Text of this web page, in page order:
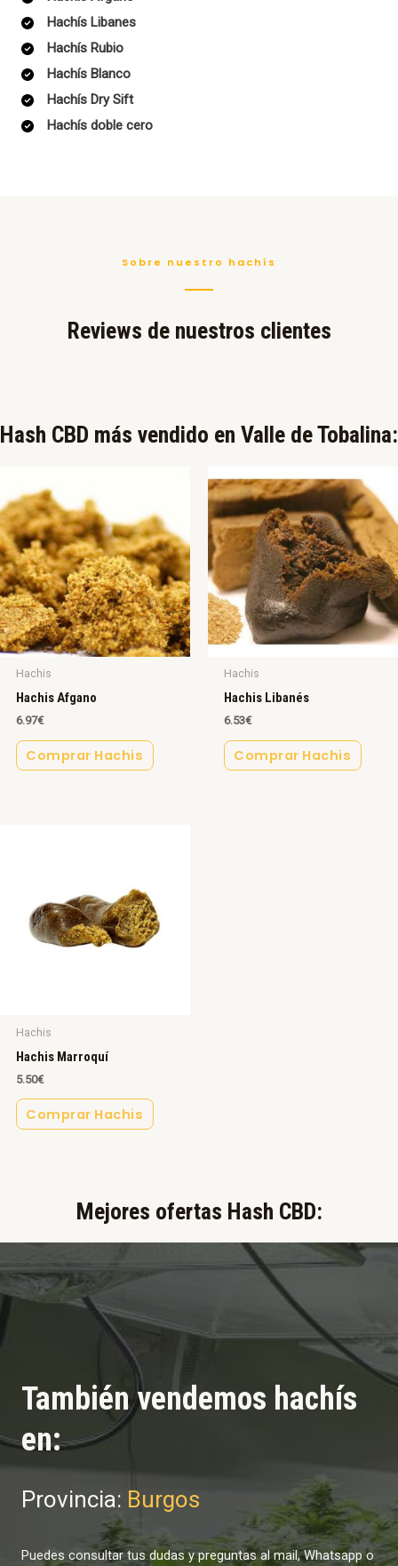
Hachís Libanes
Hachís Rubio
Hachís Blanco
Hachís Dry Sift
Hachís doble cero
Sobre nuestro hachís
Reviews de nuestros clientes
Hash CBD más vendido en Valle de Tobalina:​
Hachis
Hachis Afgano
6.97€
Comprar Hachis
Hachis
Hachis Libanés
6.53€
Comprar Hachis
Hachis
Hachis Marroquí
5.50€
Comprar Hachis
Mejores ofertas Hash CBD:​
También vendemos hachís
en:
Provincia: Burgos
Puedes consultar tus dudas y preguntas al mail, Whatsapp o